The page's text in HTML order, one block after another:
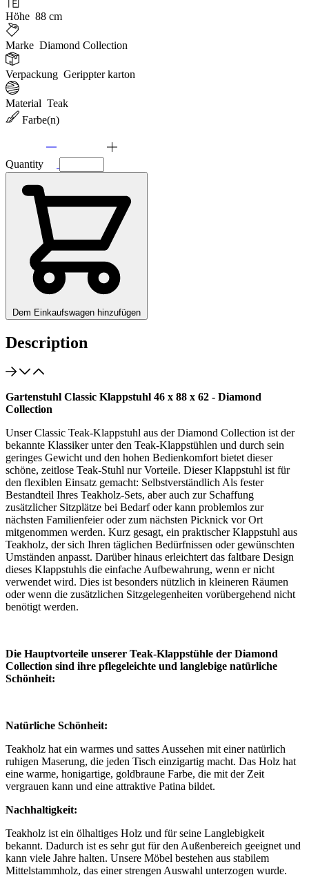
Höhe 88 cm
Marke Diamond Collection
Verpackung Gerippter karton
Material Teak
Farbe(n)
Quantity
Dem Einkaufswagen hinzufügen
Description
Gartenstuhl Classic Klappstuhl 46 x 88 x 62 - Diamond
Collection
Unser Classic Teak-Klappstuhl aus der Diamond Collection ist der
bekannte Klassiker unter den Teak-Klappstühlen und durch sein
geringes Gewicht und den hohen Bedienkomfort bietet dieser
schöne, zeitlose Teak-Stuhl nur Vorteile. Dieser Klappstuhl ist für
den flexiblen Einsatz gemacht: Selbstverständlich Als fester
Bestandteil Ihres Teakholz-Sets, aber auch zur Schaffung
zusätzlicher Sitzplätze bei Bedarf oder kann problemlos zur
nächsten Familienfeier oder zum nächsten Picknick vor Ort
mitgenommen werden. Kurz gesagt, ein praktischer Klappstuhl aus
Teakholz, der sich Ihren täglichen Bedürfnissen oder gewünschten
Umständen anpasst. Darüber hinaus erleichtert das faltbare Design
dieses Klappstuhls die einfache Aufbewahrung, wenn er nicht
verwendet wird. Dies ist besonders nützlich in kleineren Räumen
oder wenn die zusätzlichen Sitzgelegenheiten vorübergehend nicht
benötigt werden.
Die Hauptvorteile unserer Teak-Klappstühle der Diamond
Collection sind ihre pflegeleichte und langlebige natürliche
Schönheit:
Natürliche Schönheit:
Teakholz hat ein warmes und sattes Aussehen mit einer natürlich
ruhigen Maserung, die jeden Tisch einzigartig macht. Das Holz hat
eine warme, honigartige, goldbraune Farbe, die mit der Zeit
vergrauen kann und eine attraktive Patina bildet.
Nachhaltigkeit:
Teakholz ist ein ölhaltiges Holz und für seine Langlebigkeit
bekannt. Dadurch ist es sehr gut für den Außenbereich geeignet und
kann viele Jahre halten. Unsere Möbel bestehen aus stabilem
Mittelstammholz, das einer strengen Auswahl unterzogen wurde.